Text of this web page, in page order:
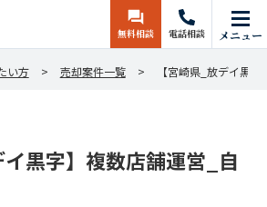
無料相談 電話相談 メニュー
い方 売却案件一覧 【宮崎県_放デイ黒
イ黒字】複数店舗運営_自